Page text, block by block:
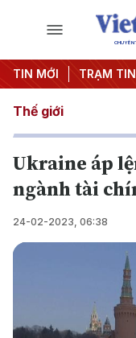
CHUYÊN
TIN MỚI TRẠM
#Hội nghị Trung ương 3
Thế giới
Ukraine áp
ngành tài
24-02-2023, 06:38